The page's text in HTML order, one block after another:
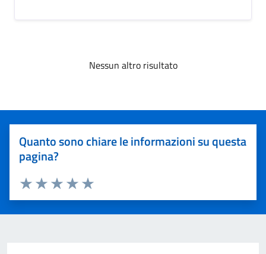
Nessun altro risultato
Quanto sono chiare le informazioni su questa
pagina?
Valuta 5 stelle su 5
Valuta 4 stelle su 5
Valuta 3 stelle su 5
Valuta 2 stelle su 5
Valuta 1 stelle su 5